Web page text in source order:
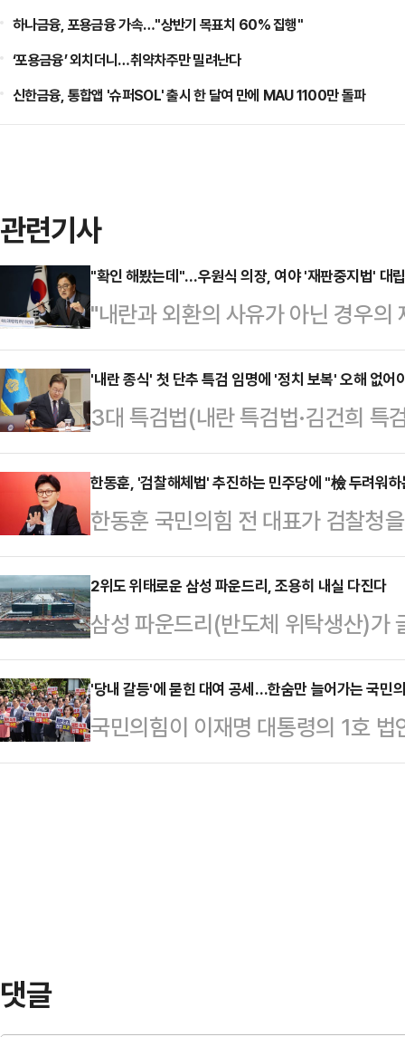
하나금융, 포용금융 가속…"상반기 목표치 60% 집행"
‘포용금융’ 외치더니…취약차주만 밀려난다
신한금융, 통합앱 '슈퍼SOL' 출시 한 달여 만에 MAU 1100만 돌파
관련기사
"확인 해봤는데"…우원식 의장, 여야 '재판중지법' 대
"내란과 외환의 사유가 아닌 경우
다는) 것이 국회 입법조사처와 헌
을 둘러싼 총 5건의 재판에 대해 더
하는 '형사소송법 개정안' 추진 의
우원식 국회의장이 관련 논란에 대
회 사랑재에서 열린 취임 1주년 기
법 개정안을 놓고 의견이 첨예한데
각 법안에 대해 찬성…
'내란 종식' 첫 단추 특검 임명에 '정치 보복' 오해 없
3대 특검법(내란 특검법·김건희 특
법안'으로 심의·의결됐다. 새 정부
제로 본 셈이다. 이에따라 국민적
누가 될 것이냐로 향하고 있다.세
로부터 각각 1명씩 후보자 추천을
예정이다. 국민의힘은 윤석열 정부
에서 배제됐다.결론적으로 이번 특
를 사지 않…
한동훈, '검찰해체법' 추진하는 민주당에 "檢 두려워
한동훈 국민의힘 전 대표가 검찰청
수사위원회를 새로 만드는 이른바 '
들을 향해 "할 일을 제대로 하는 검
라고 지적했다.한동훈 전 대표는
상 이 나라에서 없었으면 한다'는
서 없었으면 좋겠다는 게 선량한 국
한 전 대표는 "민주당 의원들이 오
꺼번에 발의했다"며…
2위도 위태로운 삼성 파운드리, 조용히 내실 다진다
삼성 파운드리(반도체 위탁생산)가
TSMC에 이은 2위 자리마저 위협
제 외에, 3위이던 중국 SMIC가 상
라오면서다. 다만 그럼에도 삼성 파
고 있는 모습이다.12일 업계에 따
'당내 갈등'에 묻힌 대여 공세…한숨만 늘어가는 국민
국민의힘이 이재명 대통령의 1호
이 대통령 재판 일정을 줄줄이 연
댓글